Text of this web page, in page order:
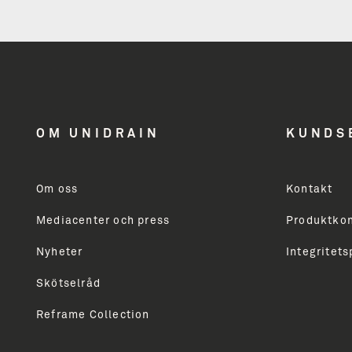
nyhedsbrev
Modtager du ikke allerede vores nyhedsbrev, så
markedsføring vedrørende Unidrains
OM UNIDRAIN
Om oss
Mediacenter och press
Nyheter
Skötselråd
Reframe Collection
Kontakt